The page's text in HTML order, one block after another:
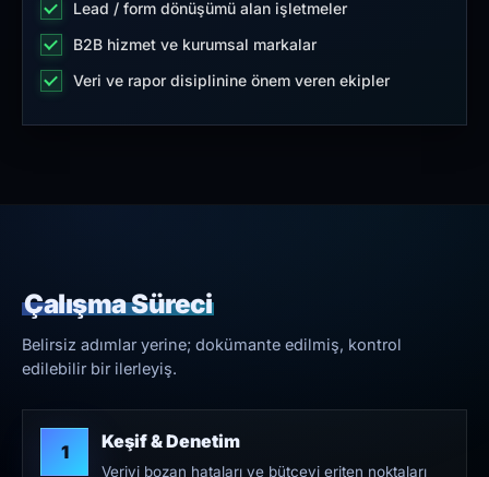
Lead / form dönüşümü alan işletmeler
B2B hizmet ve kurumsal markalar
Veri ve rapor disiplinine önem veren ekipler
Çalışma Süreci
Belirsiz adımlar yerine; dokümante edilmiş, kontrol
edilebilir bir ilerleyiş.
1 Keşif & Denetim
Veriyi bozan hataları ve bütçeyi eriten noktaları